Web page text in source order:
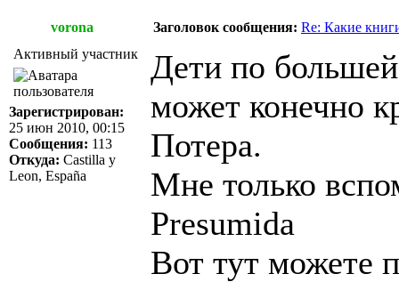
vorona Заголовок сообщения: Re: Какие
Активный участник
Зарегистрирован:
25 июн 2010, 00:15
Сообщения: 113
Откуда: Castilla y
Leon, España
Дети по
может конечно
Потера.
Мне только
Presumida
Вот тут можете